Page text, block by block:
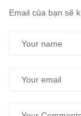
Email của bạn sẽ